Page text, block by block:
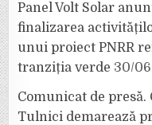
Panel Volt Solar
finalizarea
unui proiect PNRR
tranziția verde 30/
Comunicat de presă.
Tulnici demarează